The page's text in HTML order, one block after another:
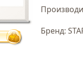
Бренд: